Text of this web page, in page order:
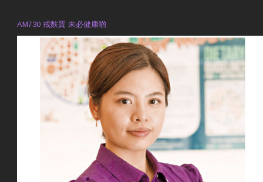
AM730 戒麩質 未必健康啲